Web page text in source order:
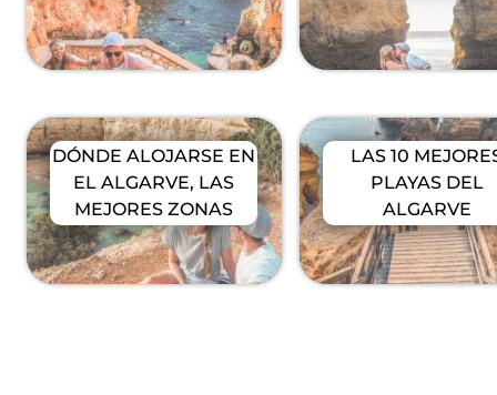
DÓNDE ALOJARSE EN
EL ALGARVE, LAS
MEJORES ZONAS
LAS 10
PLAYAS DEL
ALGARVE